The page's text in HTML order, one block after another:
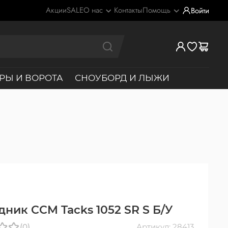
АкцииSALEО нас КонтактыПомощь Войти
И ВОРОТА СНОУБОРД И ЛЫЖИ
CCM Tacks 1052 SR S Б/У